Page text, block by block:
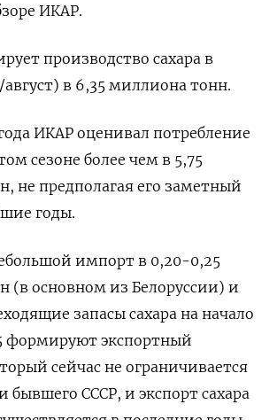
ИКАР.
производство сахара в
в 6,35 миллиона тонн.
ИКАР оценивал потребление
сезоне более чем в 5,75
не предполагая его заметный
годы.
импорт в 0,20-0,25
(в основном из Белоруссии) и
запасы сахара на начало
формируют экспортный
сейчас не ограничивается
бывшего СССР, и экспорт сахара